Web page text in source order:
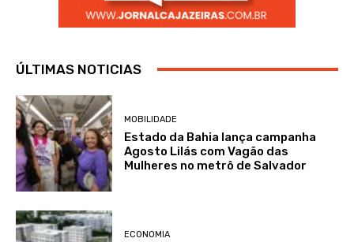
ÚLTIMAS NOTICIAS
MOBILIDADE
Estado da Bahia lança campanha
Agosto Lilás com Vagão das
Mulheres no metrô de Salvador
ECONOMIA